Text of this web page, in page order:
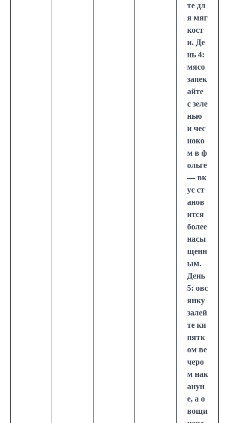
те дл
я мяг
кост
и. Де
нь 4:
мясо
запек
айте
с зеле
нью
и чес
ноко
м в ф
ольге
— вк
ус ст
анов
ится
более
насы
щенн
ым.
День
5: овс
янку
залей
те ки
пятк
ом ве
черо
м нак
анун
е, а о
вощи